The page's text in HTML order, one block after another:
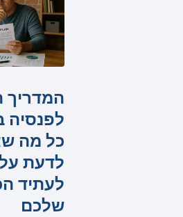
המדריך
לפנסיה
כל מה
לדעת
לעתיד
שלכם